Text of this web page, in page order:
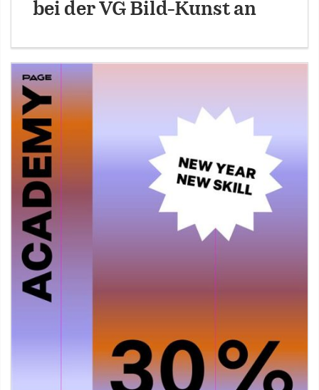
bei der VG Bild-Kunst an